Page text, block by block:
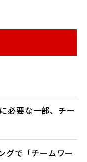
必要な一部、チー
グで「チームワー